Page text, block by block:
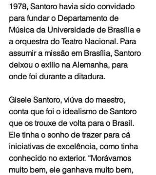
1978, Santoro havia sido convidado
para fundar o Departamento de
Música da Universidade de Brasília e
a orquestra do Teatro Nacional. Para
assumir a missão em Brasília, Santoro
deixou o exílio na Alemanha, para
onde foi durante a ditadura.
Gisele Santoro, viúva do maestro,
conta que foi o idealismo de Santoro
que os trouxe de volta para o Brasil.
Ele tinha o sonho de trazer para cá
iniciativas de excelência, como tinha
conhecido no exterior. “Morávamos
muito bem, ele ganhava muito bem,